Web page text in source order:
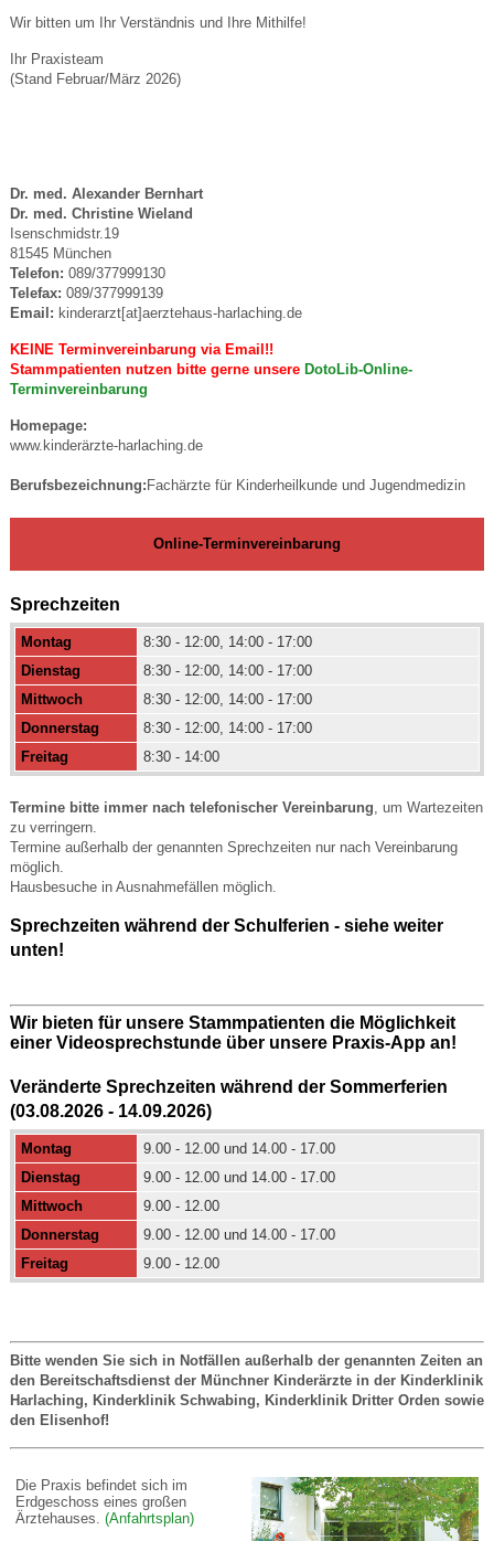
Wir bitten um Ihr Verständnis und Ihre Mithilfe!
Ihr Praxisteam
(Stand Februar/März 2026)
Dr. med. Alexander Bernhart
Dr. med. Christine Wieland
Isenschmidstr.19
81545 München
Telefon: 089/377999130
Telefax: 089/377999139
Email: kinderarzt[at]aerztehaus-harlaching.de
KEINE Terminvereinbarung via Email!!
Stammpatienten nutzen bitte gerne unsere DotoLib-Online-
Terminvereinbarung
Homepage:
www.kinderärzte-harlaching.de
Berufsbezeichnung: Fachärzte für Kinderheilkunde und Jugendmedizin
Online-Terminvereinbarung
Sprechzeiten
Montag
8:30 - 12:00, 14:00 - 17:00
Dienstag
8:30 - 12:00, 14:00 - 17:00
Mittwoch
8:30 - 12:00, 14:00 - 17:00
Donnerstag
8:30 - 12:00, 14:00 - 17:00
Freitag
8:30 - 14:00
Termine bitte immer nach telefonischer Vereinbarung , um Wartezeiten
zu verringern.
Termine außerhalb der genannten Sprechzeiten nur nach Vereinbarung
möglich.
Hausbesuche in Ausnahmefällen möglich.
Sprechzeiten während der Schulferien - siehe weiter
unten!
Wir bieten für unsere Stammpatienten die Möglichkeit
einer Videosprechstunde über unsere Praxis-App an!
Veränderte Sprechzeiten während der Sommerferien
(03.08.2026 - 14.09.2026)
Montag
9.00 - 12.00 und 14.00 - 17.00
Dienstag
9.00 - 12.00 und 14.00 - 17.00
Mittwoch
9.00 - 12.00
Donnerstag
9.00 - 12.00 und 14.00 - 17.00
Freitag
9.00 - 12.00
Bitte wenden Sie sich in Notfällen außerhalb der genannten Zeiten an
den Bereitschaftsdienst der Münchner Kinderärzte in der Kinderklinik
Harlaching, Kinderklinik Schwabing, Kinderklinik Dritter Orden sowie
den Elisenhof!
Die Praxis befindet sich im
Erdgeschoss eines großen
Ärztehauses. (Anfahrtsplan)